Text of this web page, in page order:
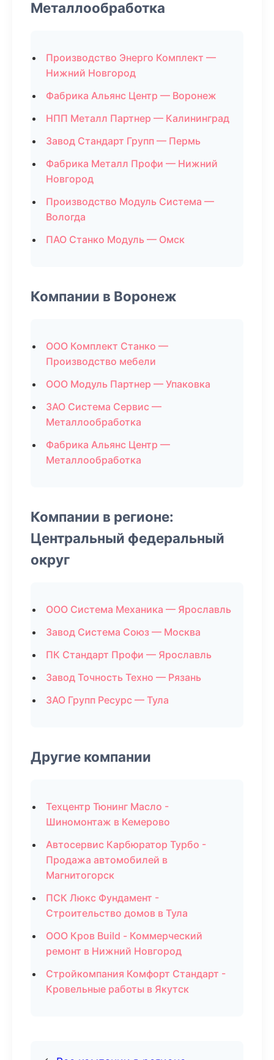
Металлообработка
Производство Энерго Комплект —
Нижний Новгород
Фабрика Альянс Центр — Воронеж
НПП Металл Партнер — Калининград
Завод Стандарт Групп — Пермь
Фабрика Металл Профи — Нижний
Новгород
Производство Модуль Система —
Вологда
ПАО Станко Модуль — Омск
Компании в Воронеж
ООО Комплект Станко —
Производство мебели
ООО Модуль Партнер — Упаковка
ЗАО Система Сервис —
Металлообработка
Фабрика Альянс Центр —
Металлообработка
Компании в регионе:
Центральный федеральный
округ
ООО Система Механика — Ярославль
Завод Система Союз — Москва
ПК Стандарт Профи — Ярославль
Завод Точность Техно — Рязань
ЗАО Групп Ресурс — Тула
Другие компании
Техцентр Тюнинг Масло -
Шиномонтаж в Кемерово
Автосервис Карбюратор Турбо -
Продажа автомобилей в
Магнитогорск
ПСК Люкс Фундамент -
Строительство домов в Тула
ООО Кров Build - Коммерческий
ремонт в Нижний Новгород
Стройкомпания Комфорт Стандарт -
Кровельные работы в Якутск